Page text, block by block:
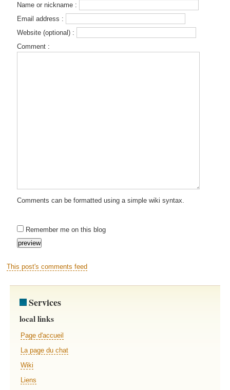
Name or nickname :
Email address :
Website (optional) :
Comment :
Comments can be formatted using a simple wiki syntax.
Remember me on this blog
This post's comments feed
Services
local links
Page d'accueil
La page du chat
Wiki
Liens